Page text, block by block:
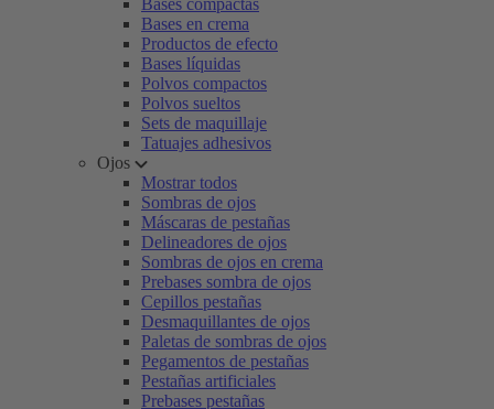
Bases compactas
Bases en crema
Productos de efecto
Bases líquidas
Polvos compactos
Polvos sueltos
Sets de maquillaje
Tatuajes adhesivos
Ojos
Mostrar todos
Sombras de ojos
Máscaras de pestañas
Delineadores de ojos
Sombras de ojos en crema
Prebases sombra de ojos
Cepillos pestañas
Desmaquillantes de ojos
Paletas de sombras de ojos
Pegamentos de pestañas
Pestañas artificiales
Prebases pestañas